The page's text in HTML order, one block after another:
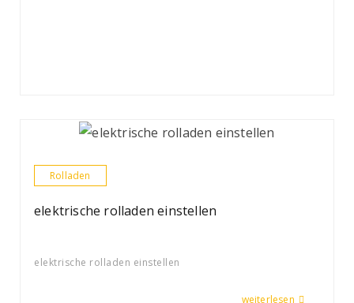
Rolladen
elektrische rolladen einstellen
elektrische rolladen einstellen
weiterlesen